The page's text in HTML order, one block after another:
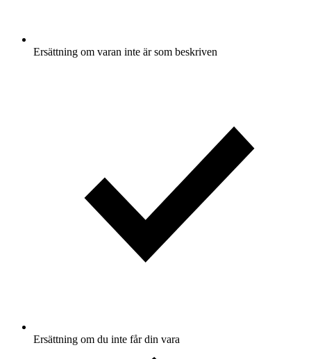
Ersättning om varan inte är som beskriven
Ersättning om du inte får din vara